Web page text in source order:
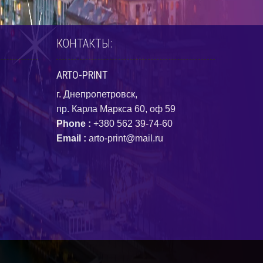
КОНТАКТЫ:
ARTO-PRINT
г. Днепропетровск,
пр. Карла Маркса 60, оф 59
Phone : +380 562 39-74-60
Email : arto-print@mail.ru